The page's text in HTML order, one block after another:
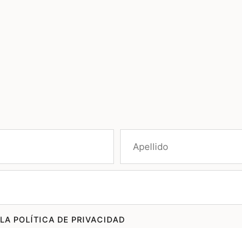
POLÍTICA DE PRIVACIDAD